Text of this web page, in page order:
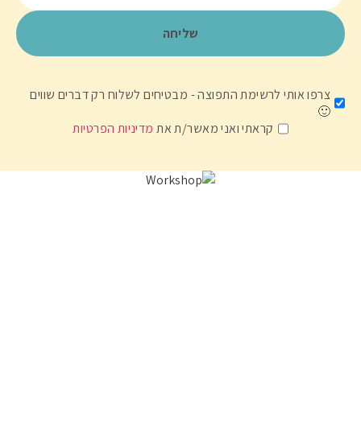
צרפו אותי לרשימת התפוצה - מבטיחים לשלוח רק דברים שווים
🙂
קראתי ואני מאשר/ת את מדיניות הפרטיות